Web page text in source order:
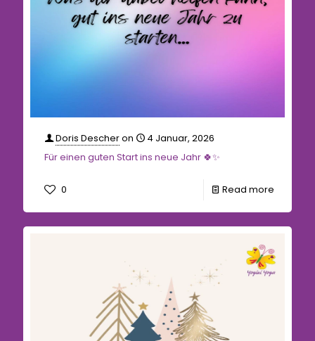
Doris Descheron
4 Januar, 2026
Für einen guten Start ins neue Jahr 🍀✨
0 Read more